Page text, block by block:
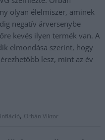
olyan élelmiszer, aminek
negatív árversenybe
kevés ilyen termék van. A
elmondása szerint, hogy
lesz, mint az év
infláció, Orbán Viktor